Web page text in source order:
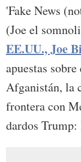
'Fake News
(Joe el
EE.UU., Joe
apuestas
Afganistán, la
frontera con
dardos